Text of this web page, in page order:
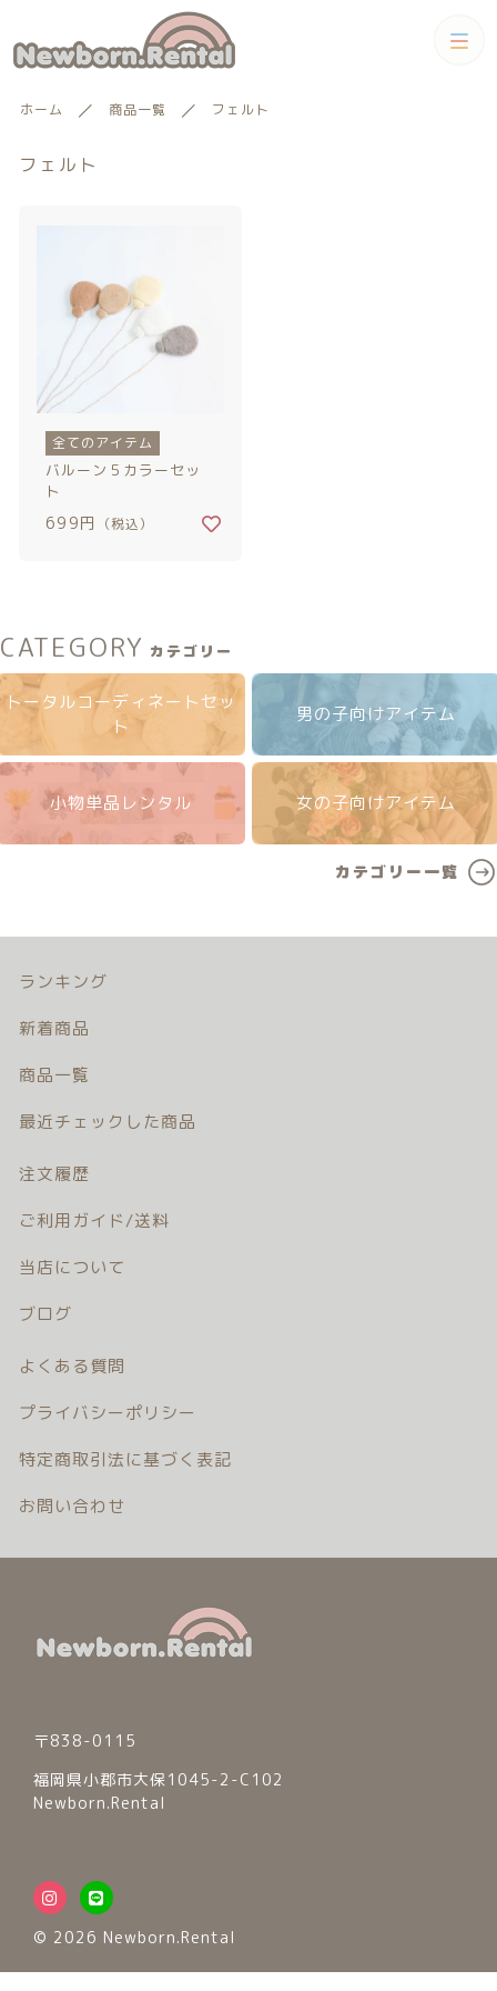
ホーム 商品一覧 フェルト
フェルト
全てのアイテム
バルーン５カラーセッ
ト
699円 （税込）
CATEGORY カテゴリー
トータルコーディネートセッ
ト
男の子向けアイテム
小物単品レンタル 女の子向けアイテム
カテゴリー一覧
ランキング
新着商品
商品一覧
最近チェックした商品
注文履歴
ご利用ガイド/送料
当店について
ブログ
よくある質問
プライバシーポリシー
特定商取引法に基づく表記
お問い合わせ
〒838-0115
福岡県小郡市大保1045-2-C102
Newborn.Rental
© 2026 Newborn.Rental
カテゴリー
セット
小物単品レンタル
ランキング
新着商品
注文履歴
ご利用ガイド/送料
当店について
プライバシーポリシー
特定商取引法に基づく表記
お問い合わせ
© 2026 Newborn.Rental
小物単品レンタル
ギフトカード
バースデーセット
販売商品
プロの肌補正
全てのアイテム
親カテゴリー
子カテゴリー
価格帯
在庫あり
並び順